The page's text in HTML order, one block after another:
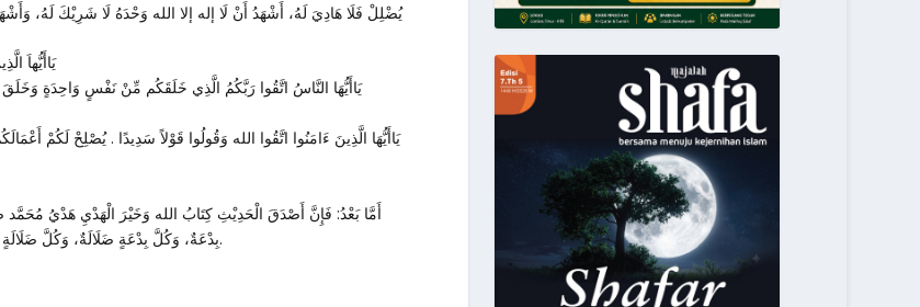
يُضْلِلْ فَلَا هَادِيَ لَهُ، أَشْهَدُ أَنْ لَا إله إلا الله وَحْدَهُ لَا شَرِيْكَ لَهُ،
يَاأَيُّهاَ
يَاأَيُّهَا النَّاسُ اتَّقُوا رَبَّكُمُ الَّذِي خَلَقَكُم مِّنْ نَفْسٍ وَاحِدَةٍ وَخَلَقَ
يَاأَيُّهَا الَّذِينَ ءَامَنُوا اتَّقُوا الله وَقُولُوا قَوْلاً سَدِيدًا . يُصْلِحْ لَكُمْ
أَمَّا بَعْدُ: فَإِنَّ أَصْدَقَ الْحَدِيْثِ كِتَابُ الله وَخَيْرَ الْهَدْيِ هَدْيُ
بِدْعَةٌ، وَكُلَّ بِدْعَةٍ ضَلَالَةٌ، وَكُلَّ ضَلَالَةٍ فِي النَّارِ. اللهم صَل عَلَى مُحَمدٍ، وَعَلَى آلِهِ وَصَحْبِهِ وَسَلمْ.